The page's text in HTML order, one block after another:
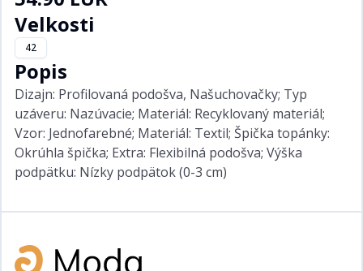
Velkosti
42
Popis
Dizajn: Profilovaná podošva, Našuchovačky; Typ
uzáveru: Nazúvacie; Materiál: Recyklovaný materiál;
Vzor: Jednofarebné; Materiál: Textil; Špička topánky:
Okrúhla špička; Extra: Flexibilná podošva; Výška
podpätku: Nízky podpätok (0-3 cm)